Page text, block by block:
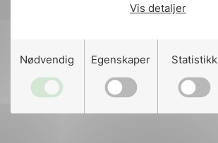
Vis detaljer
Nødvendig Egenskaper Statistikk